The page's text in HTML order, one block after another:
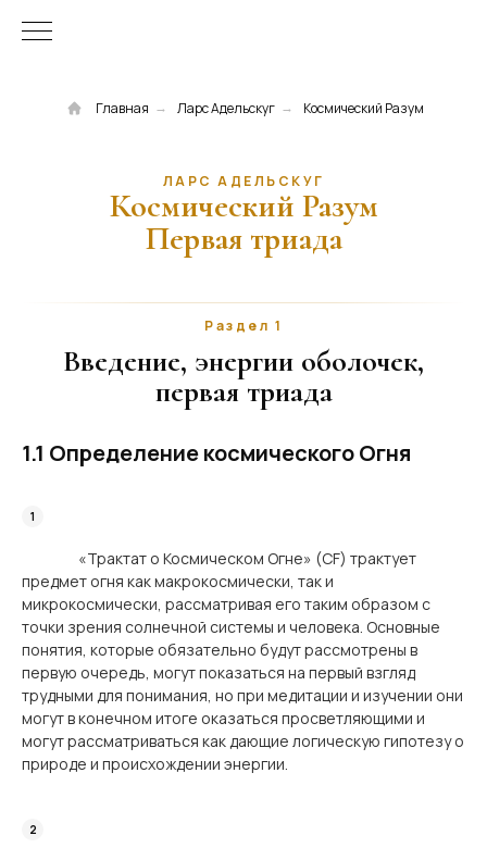
Главная → Ларс Адельскуг → Космический Разум
ЛАРС АДЕЛЬСКУГ
Космический Разум
Первая триада
Раздел 1
Введение, энергии оболочек,
первая триада
1.1 Определение космического Огня
«Трактат о Космическом Огне» (CF) трактует
предмет огня как макрокосмически, так и
микрокосмически, рассматривая его таким образом с
точки зрения солнечной системы и человека. Основные
понятия, которые обязательно будут рассмотрены в
первую очередь, могут показаться на первый взгляд
трудными для понимания, но при медитации и изучении они
могут в конечном итоге оказаться просветляющими и
могут рассматриваться как дающие логическую гипотезу о
природе и происхождении энергии.